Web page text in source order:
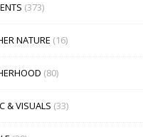
(373)
NATURE (16)
(80)
& VISUALS (33)